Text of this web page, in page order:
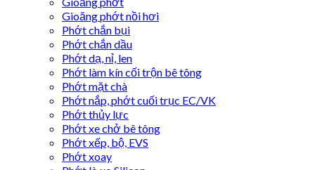
Gioăng phớt nồi hơi
Phớt chắn bụi
Phớt chắn dầu
Phớt dạ, nỉ, len
Phớt làm kín cối trộn bê tông
Phớt mặt chà
Phớt nắp, phớt cuối trục EC/VK
Phớt thủy lực
Phớt xe chở bê tông
Phớt xếp, bộ, EVS
Phớt xoay